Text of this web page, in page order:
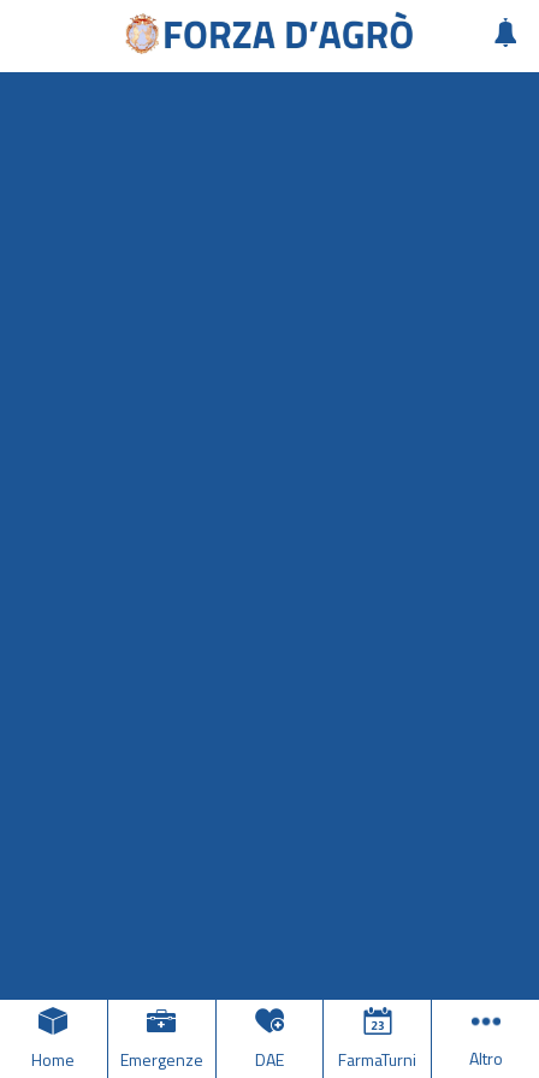
Home Emergenze DAE FarmaTurni Altro